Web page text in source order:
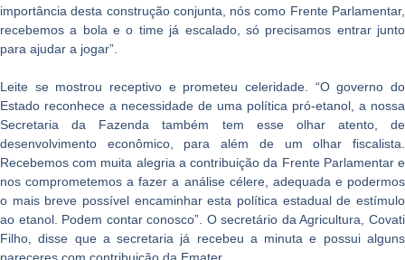
importância desta construção conjunta, nós como Frente Parlamentar,
recebemos a bola e o time já escalado, só precisamos entrar junto
para ajudar a jogar”.
Leite se mostrou receptivo e prometeu celeridade. “O governo do
Estado reconhece a necessidade de uma política pró-etanol, a nossa
Secretaria da Fazenda também tem esse olhar atento, de
desenvolvimento econômico, para além de um olhar fiscalista.
Recebemos com muita alegria a contribuição da Frente Parlamentar e
nos comprometemos a fazer a análise célere, adequada e podermos
o mais breve possível encaminhar esta política estadual de estímulo
ao etanol. Podem contar conosco”. O secretário da Agricultura, Covati
Filho, disse que a secretaria já recebeu a minuta e possui alguns